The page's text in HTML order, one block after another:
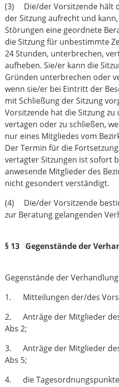
(3) Die/der Vorsitzende hält
der Sitzung aufrecht und
Störungen eine geordnete
die Sitzung für unbestimmte
24 Stunden, unterbrechen,
aufheben. Sie/er kann die
Gründen unterbrechen oder
wenn sie/er bei Eintritt der
mit Schließung der Sitzung
Vorsitzende hat die Sitzung
vertagen oder zu schließen,
nur eines Mitgliedes vom
Der Termin für die
vertagter Sitzungen ist sofort
anwesende Mitglieder des
nicht gesondert verständigt.
(4) Die/der Vorsitzende
zur Beratung gelangenden
§ 13 Gegenstände der
Gegenstände der
1. Mitteilungen der/des
2. Anträge der Mitglieder des
Abs 2;
3. Anträge der Mitglieder des
Abs 5;
4. die Tagesordnungspunkte